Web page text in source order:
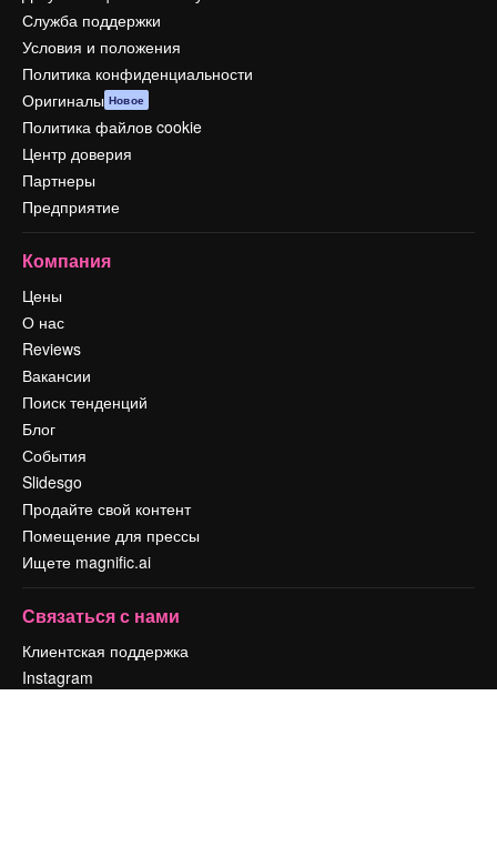
Служба поддержки
Условия и положения
Политика конфиденциальности
Оригиналы Новое
Политика файлов cookie
Центр доверия
Партнеры
Предприятие
Компания
Цены
О нас
Reviews
Вакансии
Поиск тенденций
Блог
События
Slidesgo
Продайте свой контент
Помещение для прессы
Ищете magnific.ai
Связаться с нами
Клиентская поддержка
Instagram